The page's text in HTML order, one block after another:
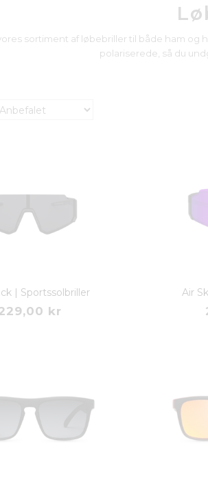
sortiment af løbebriller til både ham og
polariserede, så du
| Sportssolbriller
kr
Air